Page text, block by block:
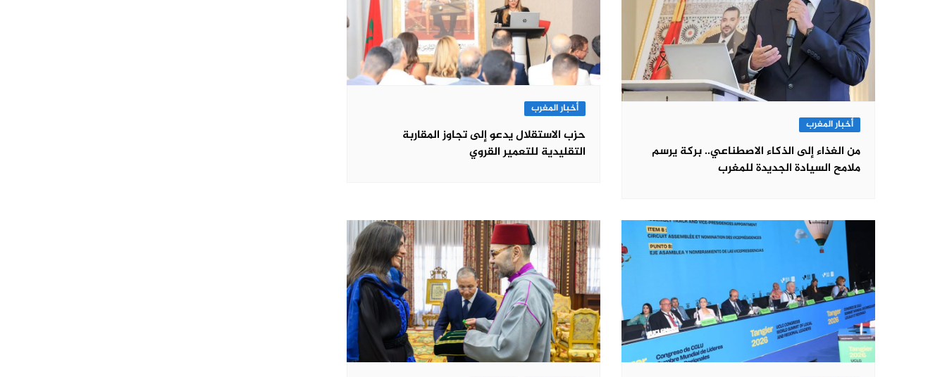
أخبار المغرب
من الغذاء إلى الذكاء الاصطناعي.. بركة يرسم
ملامح السيادة الجديدة للمغرب
أخبار المغرب
حزب الاستقلال يدعو إلى تجاوز المقاربة
التقليدية للتعمير القروي